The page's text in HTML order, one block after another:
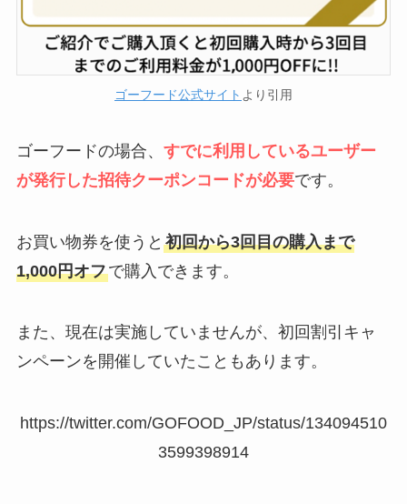
ゴーフード公式サイト より引用
ゴーフードの場合、 すでに利用しているユーザー
が発行した招待クーポンコードが必要です。
お買い物券を使うと 初回から3回目の購入まで
1,000円オフで購入できます。
また、現在は実施していませんが、初回割引キャ
ンペーンを開催していたこともあります。
https://twitter.com/GOFOOD_JP/status/134094510
3599398914